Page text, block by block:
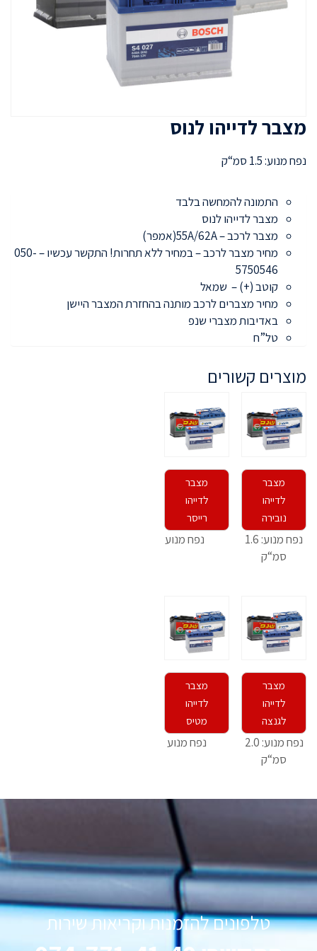
מצבר לדייהו לנוס
נפח מנוע: 1.5 סמ“ק
התמונה להמחשה בלבד
מצבר לדייהו לנוס
מצבר לרכב – 55A/62A(אמפר)
מחיר מצבר לרכב – במחיר ללא תחרות! התקשר עכשיו – 050-
5750546
קוטב (+) – שמאל
מחיר מצברים לרכב מותנה בהחזרת המצבר היישן
באדיבות מצברי שנפ
טל”ח
מוצרים קשורים
מצבר
לדייהו
נובירה
נפח מנוע: 1.6
סמ“ק
מצבר
לדייהו
רייסר
נפח מנוע: 1.5 סמ“ק
מצבר
לדייהו
לגנצה
נפח מנוע: 2.0
סמ“ק
מצבר
לדייהו
מטיס
נפח מנוע : 0.8 סמ“ק
טלפונים להזמנות וקריאות שירות